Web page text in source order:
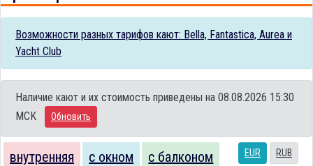
Возможности разных тарифов кают: Bella, Fantastica, Aurea и
Yacht Club
Наличие кают и их стоимость приведены на 08.08.2026 15:30
MCK
Обновить
EUR RUB
внутренняя с окном с балконом